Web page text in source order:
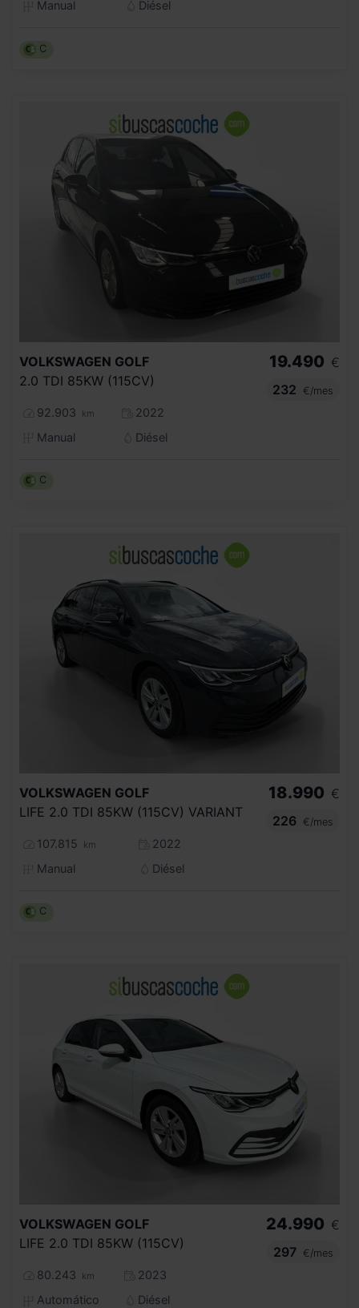
Manual Diésel
C
VOLKSWAGEN GOLF
2.0 TDI 85KW (115CV)
92.903 km
2022
Manual
Diésel
19.490 €
232
€/mes
C
VOLKSWAGEN GOLF
LIFE 2.0 TDI 85KW (115CV) VARIANT
107.815 km
2022
Manual
Diésel
18.990 €
226
€/mes
C
VOLKSWAGEN GOLF
LIFE 2.0 TDI 85KW (115CV)
80.243 km
2023
Automático
Diésel
24.990 €
297
€/mes